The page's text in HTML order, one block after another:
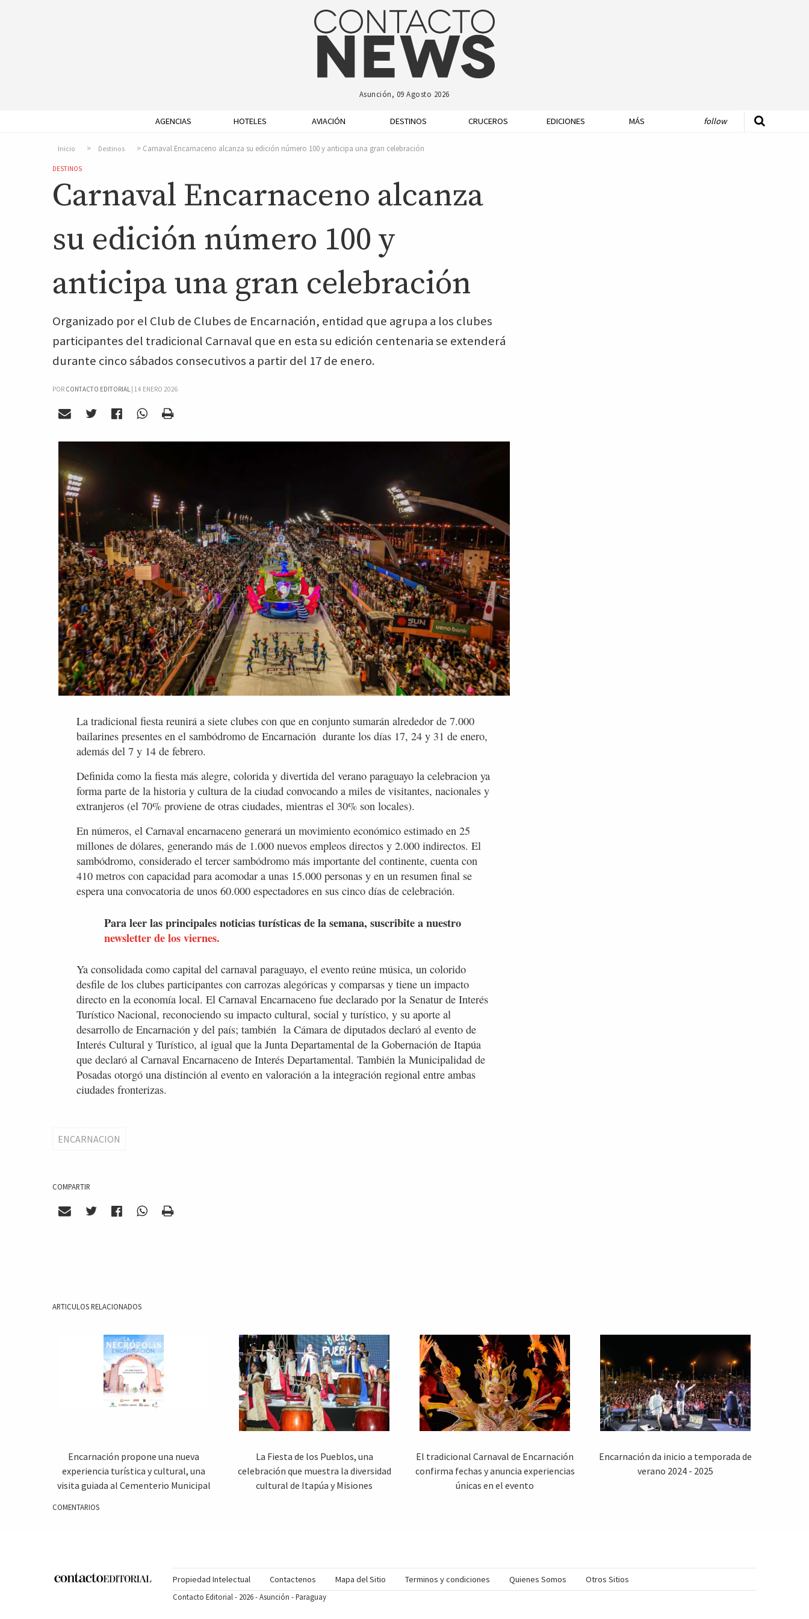
Asunción, 09 Agosto 2026
AGENCIAS HOTELES AVIACIÓN DESTINOS CRUCEROS EDICIONES MÁS follow
Inicio Destinos Carnaval Encarnaceno alcanza su edición número 100 y anticipa una gran celebración
DESTINOS
Carnaval Encarnaceno alcanza
su edición número 100 y
anticipa una gran celebración
Organizado por el Club de Clubes de Encarnación, entidad que agrupa a los clubes
participantes del tradicional Carnaval que en esta su edición centenaria se extenderá
durante cinco sábados consecutivos a partir del 17 de enero.
POR CONTACTO EDITORIAL | 14 ENERO 2026
La tradicional fiesta reunirá a siete clubes con que en conjunto sumarán alrededor de 7.000
bailarines presentes en el sambódromo de Encarnación durante los días 17, 24 y 31 de enero,
además del 7 y 14 de febrero.
Definida como la fiesta más alegre, colorida y divertida del verano paraguayo la celebracion ya
forma parte de la historia y cultura de la ciudad convocando a miles de visitantes, nacionales y
extranjeros (el 70% proviene de otras ciudades, mientras el 30% son locales).
En números, el Carnaval encarnaceno generará un movimiento económico estimado en 25
millones de dólares, generando más de 1.000 nuevos empleos directos y 2.000 indirectos. El
sambódromo, considerado el tercer sambódromo más importante del continente, cuenta con
410 metros con capacidad para acomodar a unas 15.000 personas y en un resumen final se
espera una convocatoria de unos 60.000 espectadores en sus cinco días de celebración.
Para leer las principales noticias turísticas de la semana, suscribite a nuestro
newsletter de los viernes.
Ya consolidada como capital del carnaval paraguayo, el evento reúne música, un colorido
desfile de los clubes participantes con carrozas alegóricas y comparsas y tiene un impacto
directo en la economía local. El Carnaval Encarnaceno fue declarado por la Senatur de Interés
Turístico Nacional, reconociendo su impacto cultural, social y turístico, y su aporte al
desarrollo de Encarnación y del país; también la Cámara de diputados declaró al evento de
Interés Cultural y Turístico, al igual que la Junta Departamental de la Gobernación de Itapúa
que declaró al Carnaval Encarnaceno de Interés Departamental. También la Municipalidad de
Posadas otorgó una distinción al evento en valoración a la integración regional entre ambas
ciudades fronterizas.
ENCARNACION
COMPARTIR
ARTICULOS RELACIONADOS
Encarnación propone una nueva
experiencia turística y cultural, una
visita guiada al Cementerio Municipal
La Fiesta de los Pueblos, una
celebración que muestra la diversidad
cultural de Itapúa y Misiones
El tradicional Carnaval de Encarnación
confirma fechas y anuncia experiencias
únicas en el evento
Encarnación da inicio a temporada de
verano 2024 - 2025
COMENTARIOS
Propiedad Intelectual Contactenos Mapa del Sitio Terminos y condiciones Quienes Somos Otros Sitios
Contacto Editorial - 2026 - Asunción - Paraguay